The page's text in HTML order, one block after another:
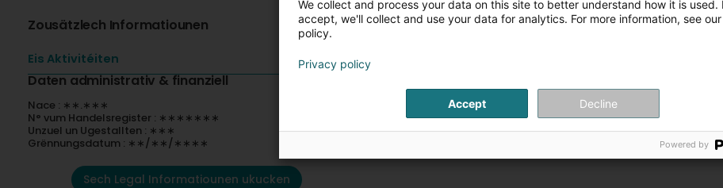
Zousätzlech Informatiounen
Eis Aktivitéiten
Daten administrativ & finanziell
Nace : ∗∗.∗∗∗
N° vum Handelsregister : ∗∗∗∗∗∗∗
Unzuel un Ugestallten : ∗∗∗
Grënnungsdatum : ∗∗/∗∗/∗∗∗∗
Sech Legal Informatiounen ukucken
We collect and process your data on this site to better understand how it is used.
accept, we'll collect and use your data for analytics. For more information, see
policy.
Privacy policy
Accept Decline
Powered by